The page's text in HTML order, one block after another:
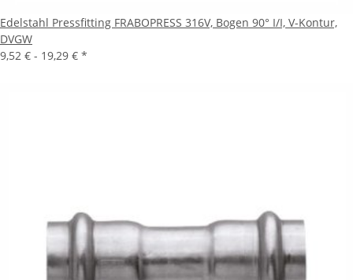
Edelstahl Pressfitting FRABOPRESS 316V, Bogen 90° I/I, V-Kontur,
DVGW
9,52 € - 19,29 € *